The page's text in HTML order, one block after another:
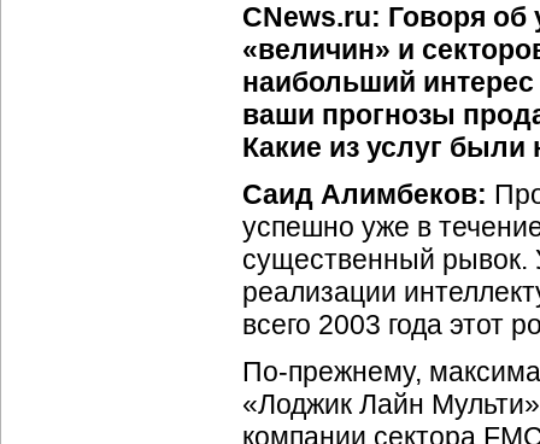
CNews.ru: Говоря об
«величин» и
наибольший
ваши прогнозы
Какие из услуг
Саид Алимбеков:
успешно уже в
существенный рывок.
реализации
всего 2003 года этот
По-прежнему,
«Лоджик Лайн
компании сектора